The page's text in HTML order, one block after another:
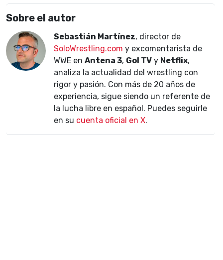
Sobre el autor
Sebastián Martínez, director de
SoloWrestling.com y excomentarista de
WWE en Antena 3, Gol TV y Netflix,
analiza la actualidad del wrestling con
rigor y pasión. Con más de 20 años de
experiencia, sigue siendo un referente de
la lucha libre en español. Puedes seguirle
en su cuenta oficial en X.